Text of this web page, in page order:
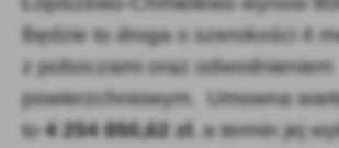
Będzie to droga o szerokości 4
z poboczami oraz odwodnieniem
powierzchniowym. Umowna
to4 254 850,62 zł, a termin jej